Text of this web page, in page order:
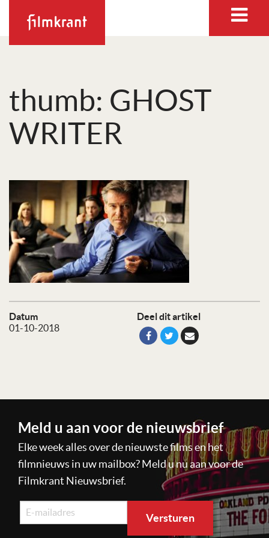
thumb: GHOST
WRITER
Datum
01-10-2018
Deel dit artikel
Meld u aan voor de nieuwsbrief
Elke week alles over de nieuwste films en het
filmnieuws in uw mailbox? Meld u nu aan voor de
Filmkrant Nieuwsbrief.